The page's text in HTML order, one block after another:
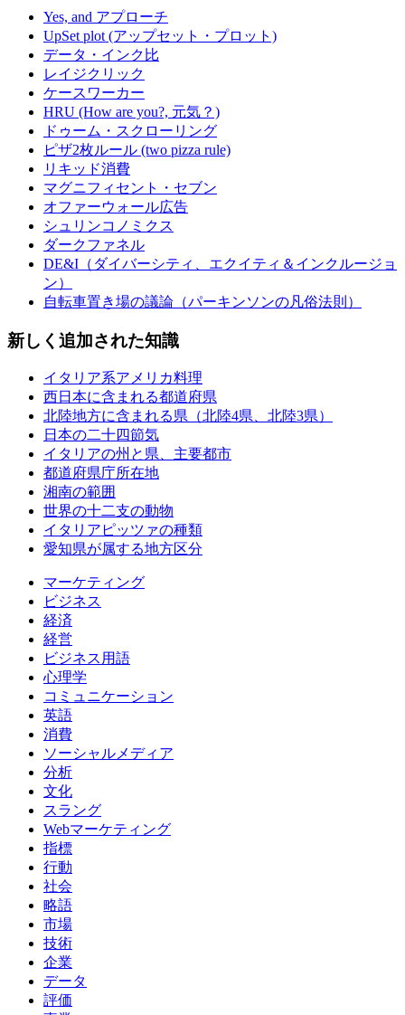
Yes, and アプローチ
UpSet plot (アップセット・プロット)
データ・インク比
レイジクリック
ケースワーカー
HRU (How are you?, 元気？)
ドゥーム・スクローリング
ピザ2枚ルール (two pizza rule)
リキッド消費
マグニフィセント・セブン
オファーウォール広告
シュリンコノミクス
ダークファネル
DE&I（ダイバーシティ、エクイティ＆インクルージョ
ン）
自転車置き場の議論（パーキンソンの凡俗法則）
新しく追加された知識
イタリア系アメリカ料理
西日本に含まれる都道府県
北陸地方に含まれる県（北陸4県、北陸3県）
日本の二十四節気
イタリアの州と県、主要都市
都道府県庁所在地
湘南の範囲
世界の十二支の動物
イタリアピッツァの種類
愛知県が属する地方区分
マーケティング
ビジネス
経済
経営
ビジネス用語
心理学
コミュニケーション
英語
消費
ソーシャルメディア
分析
文化
スラング
Webマーケティング
指標
行動
社会
略語
市場
技術
企業
データ
評価